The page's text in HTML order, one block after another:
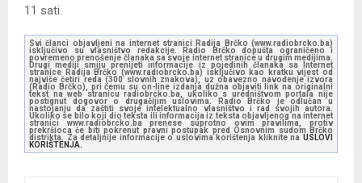
11 sati.
Svi članci objavljeni na internet stranici Radija Brčko (www.radiobrcko.ba)
isključivo su vlasništvo redakcije. Radio Brčko dopušta ograničeno i
povremeno prenošenje članaka sa svoje internet stranice u drugim medijima.
Drugi mediji smiju prenijeti informacije iz pojedinih članaka sa Internet
stranice Radija Brčko (www.radiobrcko.ba) isključivo kao kratku vijest od
najviše četiri reda (300 slovnih znakova), uz obavezno navođenje izvora
(Radio Brčko), pri čemu su on-line izdanja dužna objaviti link na originalni
tekst na web stranicu radiobrcko.ba, ukoliko s uredništvom portala nije
postignut dogovor o drugačijim uslovima. Radio Brčko je odlučan u
nastojanju da zaštiti svoje intelektualno vlasništvo i rad svojih autora.
Ukoliko se bilo koji dio teksta ili informacija iz teksta objavljenog na internet
stranici www.radiobrcko.ba prenese suprotno ovim pravilima, protiv
prekršioca će biti pokrenut pravni postupak pred Osnovnim sudom Brčko
distrikta. Za detaljnije informacije o uslovima korištenja kliknite na USLOVI
KORIŠTENJA.